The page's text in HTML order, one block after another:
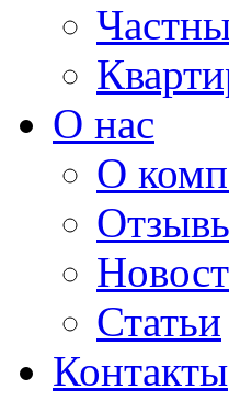
О нас
О
Статьи
Контакты